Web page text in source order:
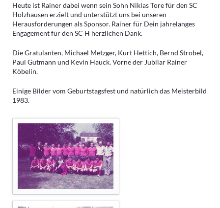
Heute ist Rainer dabei wenn sein Sohn Niklas Tore für den SC
Holzhausen erzielt und unterstützt uns bei unseren
Herausforderungen als Sponsor. Rainer für Dein jahrelanges
Engagement für den SC H herzlichen Dank.
Die Gratulanten, Michael Metzger, Kurt Hettich, Bernd Strobel,
Paul Gutmann und Kevin Hauck. Vorne der Jubilar Rainer
Köbelin.
Einige Bilder vom Geburtstagsfest und natürlich das Meisterbild
1983.